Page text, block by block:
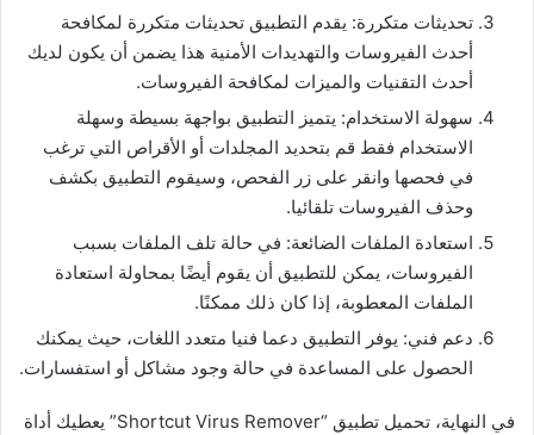
تحديثات متكررة: يقدم التطبيق تحديثات متكررة لمكافحة
أحدث الفيروسات والتهديدات الأمنية هذا يضمن أن يكون لديك
أحدث التقنيات والميزات لمكافحة الفيروسات.
سهولة الاستخدام: يتميز التطبيق بواجهة بسيطة وسهلة
الاستخدام فقط قم بتحديد المجلدات أو الأقراص التي ترغب
في فحصها وانقر على زر الفحص، وسيقوم التطبيق بكشف
وحذف الفيروسات تلقائيا.
استعادة الملفات الضائعة: في حالة تلف الملفات بسبب
الفيروسات، يمكن للتطبيق أن يقوم أيضًا بمحاولة استعادة
الملفات المعطوبة، إذا كان ذلك ممكنًا.
دعم فني: يوفر التطبيق دعما فنيا متعدد اللغات، حيث يمكنك
الحصول على المساعدة في حالة وجود مشاكل أو استفسارات.
في النهاية، تحميل تطبيق “Shortcut Virus Remover” يعطيك أداة